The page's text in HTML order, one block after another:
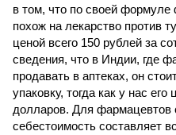
в том, что по своей формуле
похож на лекарство против
ценой всего 150 руб­лей за
сведения, что в Индии, где
продавать в аптеках, он
упаковку, тогда как у нас
долларов. Для фармацевтов
себестоимость составляет